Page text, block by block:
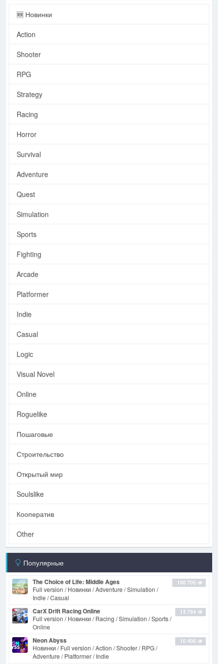
🆕 Новинки
Action
Shooter
RPG
Strategy
Racing
Horror
Survival
Adventure
Quest
Simulation
Sports
Fighting
Arcade
Platformer
Indie
Casual
Logic
Visual Novel
Online
Roguelike
Пошаговые
Строительство
Открытый мир
Soulslike
Кооператив
Other
Популярные
180 705
The Choice of Life: Middle Ages
Full version / Новинки / Adventure / Simulation /
Indie / Casual
13 764
CarX Drift Racing Online
Full version / Новинки / Racing / Simulation / Sports /
Online
10 406
Neon Abyss
Новинки / Full version / Action / Shooter / RPG /
Adventure / Platformer / Indie